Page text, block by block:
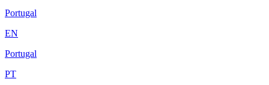
Portugal
EN
Portugal
PT